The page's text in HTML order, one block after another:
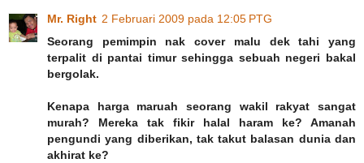
Mr. Right 2 Februari 2009 pada 12:05 PTG
Seorang pemimpin nak cover malu dek tahi yang
terpalit di pantai timur sehingga sebuah negeri bakal
bergolak.
Kenapa harga maruah seorang wakil rakyat sangat
murah? Mereka tak fikir halal haram ke? Amanah
pengundi yang diberikan, tak takut balasan dunia dan
akhirat ke?